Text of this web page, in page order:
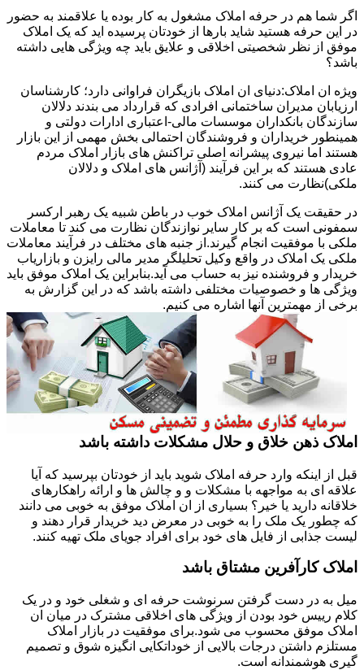
اگر شما هم در حرفه املاک مشغول به کار بوده یا علاقمند به حضور
در این حرفه هستید شاید بارها از خودتان پرسیده اید که یک املاک
موفق از نظر شخصیتی اخلاقی و علایق باید چه ویژگی هایی داشته
باشد؟
ویژه ان املاک:دنیای ان املاک بازیگران فراوانی دارد؛ کارشناسان
ارزیابان مدیران ساختمانی افرادی که قرارداد می بندند دلالان
سازندگان بانکداران موسسات مالی-اعتباری ادارات دولتی و
همینطور خریداران و فروشندگان احتمالی بخش مهمی از این بازار
هستند اما نیروی پیشرانه اصلی تراکنش های بازار املاک مردم
عادی هستند که بر این فرآیند (آژانس های املاک و دلالان
ملکی)نظارت می کنند.
در حقیقت یک آژانس املاک خوب در باطن شبیه یک رهبر ارکسر
سمفونی است که بر کار سایر نوازندگان نظارت می کند تا معاملات
ملکی با موفقیت انجام گیرند.از جنبه های مختلف در فرآیند معاملات
ملکی یک املاک در واقع وکیل تحلیلگر مدیر مالی رایزن و بازاریاب
خریدار و فروشنده نیز به حساب می آید.بنابراین یک املاک موفق باید
ویژگی ها و خصوصیات مختلفی داشته باشد که در این گزارش به
برخی از مهمترین آنها اشاره می کنیم.
املاک ذهن خلاق و حلال مشکلات داشته باشد
قبل از اینکه وارد حرفه املاک شوید باید از خودتان بپرسید که آیا
علاقه ای به مواجهه با مشکلات و و چالش ها و ارائه راهکارهای
خلاقانه دارید یا خیر؟ بسیاری از ان املاک موفق به خوبی می دانند
که چطور یک ملک را به خوبی در معرض دید خریدار قرار دهند و
لیست جذابی از فایل های خود برای افراد جویای ملک تهیه کنند.
املاک کارآفرین مشتاق باشد
میل به در دست گرفتن سرنوشت حرفه ای و شغلی خود و در یک
کلام رییس خود بودن از ویژگی های اخلاقی مشترک در میان ان
املاک موفق محسوب می شود.برای موفقیت در بازار املاک
مستلزم داشتن درجات بالایی از خوداتکایی انگیزه شوق و تصمیم
گیری هوشمندانه است.